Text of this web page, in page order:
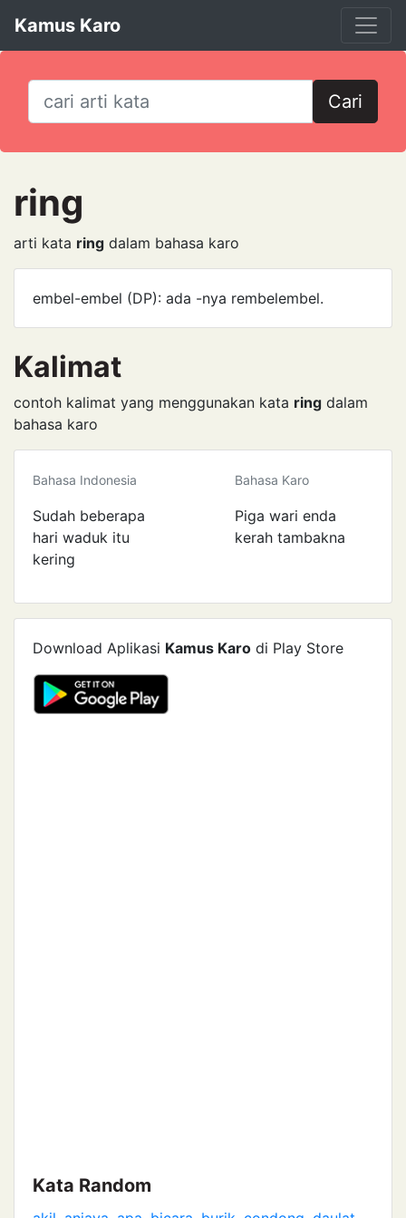
Kamus Karo
Cari
ring
arti kata ring dalam bahasa karo
embel-embel (DP): ada -nya rembel­embel.
Kalimat
contoh kalimat yang menggunakan kata ring dalam
bahasa karo
Bahasa Indonesia
Sudah beberapa
hari waduk itu
kering
Bahasa Karo
Piga wari enda
kerah tambakna
Download Aplikasi Kamus Karo di Play Store
Kata Random